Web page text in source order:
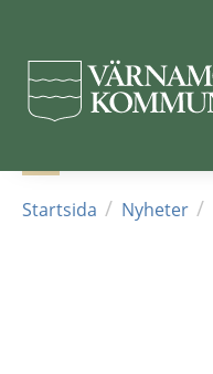
huvudinnehållet
Startsida / Nyheter /